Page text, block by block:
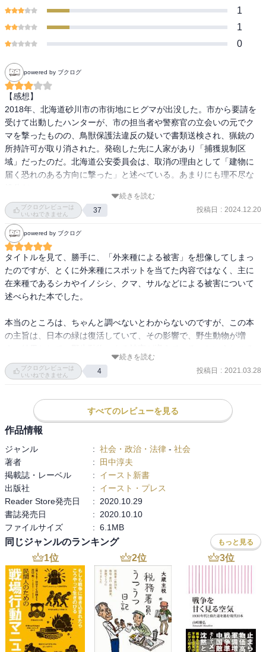
「日本の大問題・獣害」について、偏見を捨て、改善に向けて現状
を認識するための必読書。【目次】はじめに▼第一章 日本は野生
動物の楽園？・身近な野生動物、イヌとネコ・列島全域が「奈良公
マの激増ぶり・レジ袋片手に冷蔵庫を荒らすサル・ラスカルは暴れ
ん坊! 外来動物の脅威▼第二章 破壊される自然と人間社会・鳥獣被
害額は一〇〇〇億円以上？・森林を草原にする知られざる破壊力・
檻と化した集落に閉じ込められた人々・ネコは猛獣！ 野生化ペット
が殺す自然・コロナ禍は獣害！ 人獣共通感染症の恐怖▼第三章 野
生動物が増えた本当の理由・国が野生動物を保護した時代・仮説
(1) 地球温暖化で冬を越しやすくなった？・仮説(2) ハンターの減
少で駆除できない？・仮説(3) 天敵のニホンオオカミが絶滅し
た？・飽食の時代を迎えた野生動物たち▼第四章 食べて減らす？
待される猟友会の危うい現実・野生動物がジビエになるまでの関
門・シカ肉がビジネスになりにくい理由・野生動物の資源化と駆除
の担い手・獣害対策は防護と予防にあり▼第五章 獣害列島の行く
末・トキは害鳥！ 苛烈な江戸時代の獣害・獣害が少なかった時代の
謎解き・戦後に激変した日本列島の自然・撤退する人間社会と狙わ
れる都会・「カワイイ」動物はなぜ生まれる？・築けるか、人と野
生の共生社会おわりに主な参考資料一覧
1
1
0
powered by ブクログ
【感想】
2018年、北海道砂川市の市街地にヒグマが出没した。市から要請を
受けて出動したハンターが、市の担当者や警察官の立会いの元でク
マを撃ったものの、鳥獣保護法違反の疑いで書類送検され、猟銃の
所持許可が取り消された。発砲した先に人家があり「捕獲規制区
域」だったのだ。北海道公安委員会は、取消の理由として「建物に
届く恐れのある方向に撃った」と述べている。あまりにも理不尽な
近年、市街地にクマやシカが頻繁に出没している。2023年度にクマ
に襲われてけがをした人は全国で219人に上り、過去最悪の数値とな
った。野生動物が出没するたび、その駆除を要請する市と実行する
ハンターがやり玉に挙げられ、動物愛護の観点から強いクレームを
受けている。
いったい、野生動物はなぜここまで頻繁に姿を現すようになったの
か。それを解説するのが本書『獣害列島 増えすぎた日本の野生動物
がら、野生動物の増加をもたらしている諸要因を森林保護の歴史を
交えつつ多角的に解説していく
では、なぜ人間の居住地に野生動物が侵入するケースが増えている
のか。一般的に、野生動物は餌がないから里に降りてきていると思
そもの個体数を増やし、さらに里の中にも農業廃棄物が豊富に捨て
られていることから、動物たちが味をしめて里に通うようになって
いるのだ。（そのせいか、最近は「べジタリアンクマ」が増えてい
るという。クマの骨から検出される動物性タンパク質が著しく低下
しており、フキやヤマブドウなど草本・果実類を主とする植物性タ
ンパク質が増えているらしい。）
だが、野生動物の増加は決して異常事態ではない。そもそも日本の
農業の歴史は獣害との歴史だ。明治初期～昭和後期までの100年近く
が、例外的に野生動物が少なかった期間であり、江戸時代は今と同
等かそれ以上に多かったという。生息数が昔と同じまでに回復した
では、なぜ生息数がもとに戻ったのか。それは皮肉なことに、日本
の森林が回復したからだ。
明治から昭和にかけて野生動物が少なかった根源的な理由は、日本
の山野が荒廃していたからだ。里山といえば人と自然の調和の取れ
た美しい空間を想像するが、実態としては、常に人の過剰利用で荒
れていた。建築や道具の素材のほとんど、そして燃料も木質バイオ
続きを読む
ブクログレビューは
いいねできません
37 投稿日 : 2024.12.20
powered by ブクログ
タイトルを見て、勝手に、「外来種による被害」を想像してしまっ
たのですが、とくに外来種にスポットを当てた内容ではなく、主に
在来種であるシカやイノシシ、クマ、サルなどによる被害について
述べられた本でした。
本当のところは、ちゃんと調べないとわからないのですが、この本
の主旨は、日本の緑は復活していて、その影響で、野生動物が増
になると思います。
また、もともとペットとして飼われていた動物の野生化による危険
我々は何となく、都市開発が進み、緑が減り、棲むところを追われ
た動物が人に被害を及ぼしている、と思いがちな気がしますが、そ
それから、この本では、獣害（とくにシカやイノシシ）の軽減方法
として期待されているジビエについて、ジビエでの解決は難しい、
と主張しています。
ジビエに要求される捕獲方法や、ジビエに適した捕獲時期、効果の
ある狩猟方法と、狩猟する側のやりやすさや手間、メリットが、な
かなか合致しない、というのは、なかなか興味深い視点でした。
似たようなことは、あちこちで起こっていると思われるだけに、示
唆に富んだ内容だと思います。
全体的に、丁寧に取材して書かれた印象を受ける本でしたし、今、
日本に起こっている問題の把握として、多くの人に読んでもらいた
い一冊です。
続きを読む
ブクログレビューは
いいねできません
4 投稿日 : 2021.03.28
すべてのレビューを見る
作品情報
ジャンル : 社会・政治・法律 - 社会
著者
:
田中淳夫
掲載誌・レーベル
:
イースト新書
出版社
:
イースト・プレス
Reader Store発売日
:
2020.10.29
書誌発売日
:
2020.10.10
ファイルサイズ
: 6.1MB
同じジャンルのランキング もっと見る
1位 2位 3位